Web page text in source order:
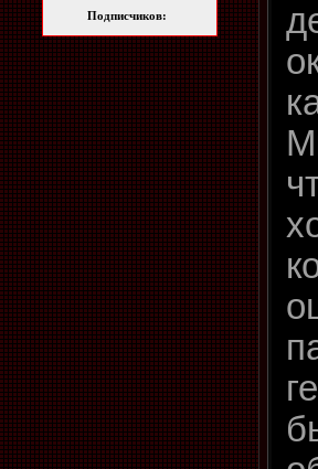
Подписчиков: